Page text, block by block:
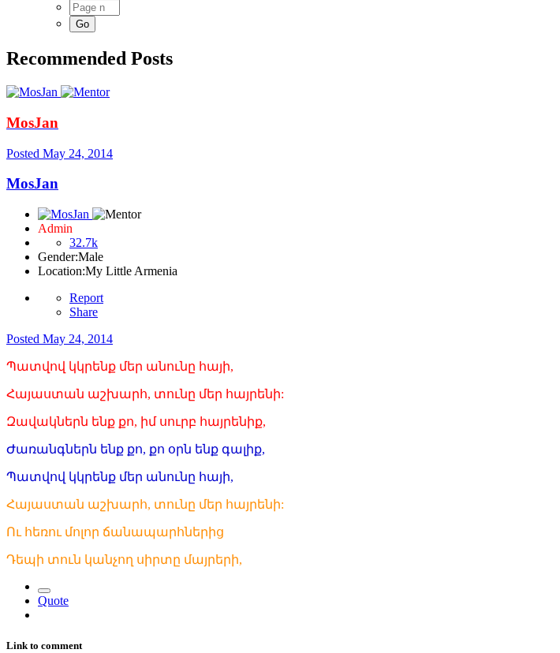
Recommended Posts
MosJan
Posted May 24, 2014
MosJan
Admin
32.7k
Gender:Male
Location:My Little Armenia
Report
Share
Posted May 24, 2014
Պատվով կկրենք մեր անունը հայի,
Հայաստան աշխարհ, տունը մեր հայրենի:
Զավակներն ենք քո, իմ սուրբ հայրենիք,
Ժառանգներն ենք քո, քո օրն ենք գալիք,
Պատվով կկրենք մեր անունը հայի,
Հայաստան աշխարհ, տունը մեր հայրենի:
Ու հեռու մոլոր ճանապարհներից
Դեպի տուն կանչող սիրտը մայրերի,
Quote
Link to comment